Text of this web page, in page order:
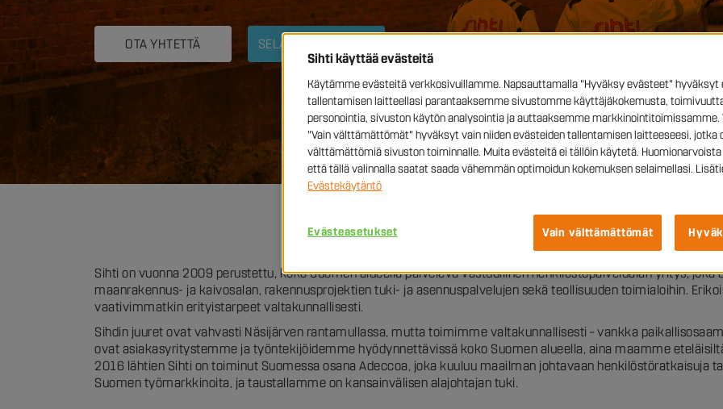
OTA YHTETTÄ SELAA TYÖPAIKKOJA
Yrityksemme
Sihti on vuonna 2009 perustettu, koko Suomen alueella palveleva vastuullinen henkilöstöpalvelualan yritys,
maanrakennus- ja kaivosalan, rakennusprojektien tuki- ja asennuspalvelujen sekä teollisuuden toimialoihin.
vaativimmatkin erityistarpeet valtakunnallisesti.
Sihdin juuret ovat vahvasti Näsijärven rantamullassa, mutta toimimme valtakunnallisesti – vankka
ovat asiakasyritystemme ja työntekijöidemme hyödynnettävissä koko Suomen alueella, aina maamme
2016 lähtien Sihti on toiminut Suomessa osana Adeccoa, joka kuuluu maailman johtavaan henkilöstöratkaisuja
Suomen työmarkkinoita, ja taustallamme on kansainvälisen alajohtajan tuki.
Sihti käyttää evästeitä
Käytämme evästeitä verkkosivuillamme. Napsauttamalla "Hyväksy evästeet" hyväksyt
tallentamisen laitteellasi parantaaksemme sivustomme käyttäjäkokemusta,
personointia, sivuston käytön analysointia ja auttaaksemme markkinointitoimissamme.
"Vain välttämättömät" hyväksyt vain niiden evästeiden tallentamisen laitteeseesi, jotka
välttämättömiä sivuston toiminnalle. Muita evästeitä ei tällöin käytetä. Huomionarvoista
että tällä valinnalla saatat saada vähemmän optimoidun kokemuksen selaimellasi.
Evästekäytäntö
Vain välttämättömät
Evästeasetukset